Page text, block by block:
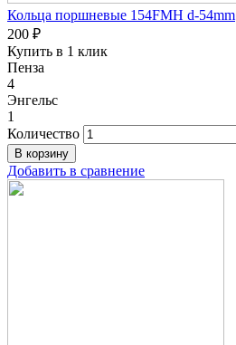
Кольца поршневые 154FMH d-54mm
200 ₽
Купить в 1 клик
Пенза
4
Энгельс
1
Количество
Добавить в сравнение